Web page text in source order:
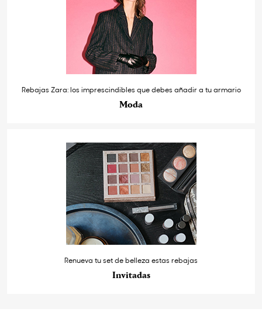
Rebajas Zara: los imprescindibles que debes añadir a tu armario
Moda
Renueva tu set de belleza estas rebajas
Invitadas